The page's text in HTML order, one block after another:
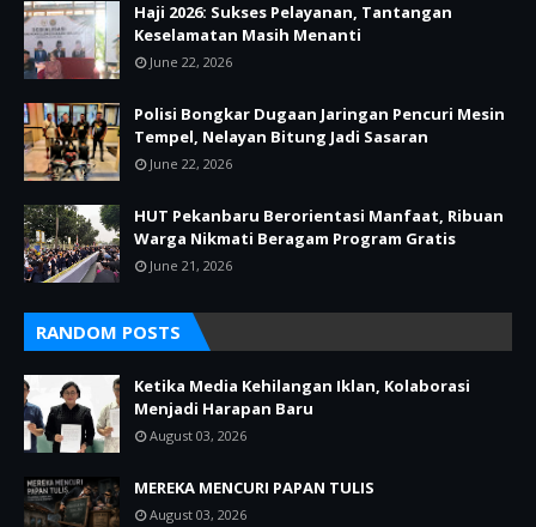
Haji 2026: Sukses Pelayanan, Tantangan
Keselamatan Masih Menanti
June 22, 2026
Polisi Bongkar Dugaan Jaringan Pencuri Mesin
Tempel, Nelayan Bitung Jadi Sasaran
June 22, 2026
HUT Pekanbaru Berorientasi Manfaat, Ribuan
Warga Nikmati Beragam Program Gratis
June 21, 2026
RANDOM POSTS
Ketika Media Kehilangan Iklan, Kolaborasi
Menjadi Harapan Baru
August 03, 2026
MEREKA MENCURI PAPAN TULIS
August 03, 2026